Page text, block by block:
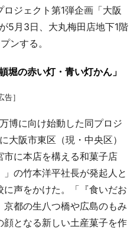
ジェクト第1弾企画「大阪
5月3日、大丸梅田店地下1階
ンする。
堀の赤い灯・青い灯かん」
告］
博に向け始動した同プロジ
大阪市東区（現・中央区）
に本店を構える和菓子店
」の竹本洋平社長が発起人と
声をかけた。「『食いだお
都の生八つ橋や広島のもみ
顔となる新しい土産菓子を作